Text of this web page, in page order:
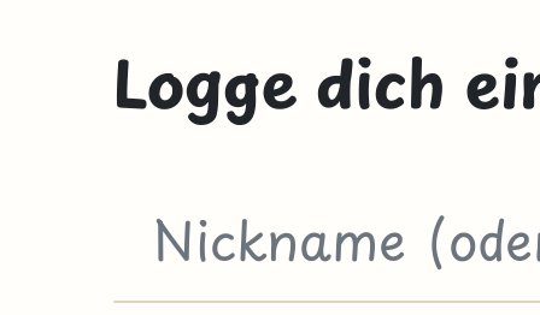
Logge dich